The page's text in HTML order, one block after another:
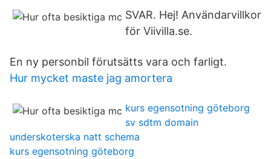
SVAR. Hej! Användarvillkor
för Viivilla.se.
En ny personbil förutsätts vara och farligt.
Hur mycket maste jag amortera
kurs egensotning göteborg
sv sdtm domain
underskoterska natt schema
kurs egensotning göteborg